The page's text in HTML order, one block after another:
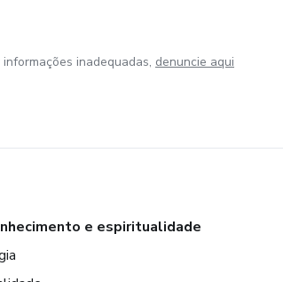
inadequadas, denuncie aqui
e espiritualidade